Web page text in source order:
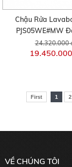
Chậu Rửa
PJS05WE#MW
24.320.000
First 1 2
VỀ CHÚNG TÔI